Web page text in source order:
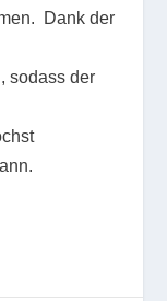
Dank der
sodass der